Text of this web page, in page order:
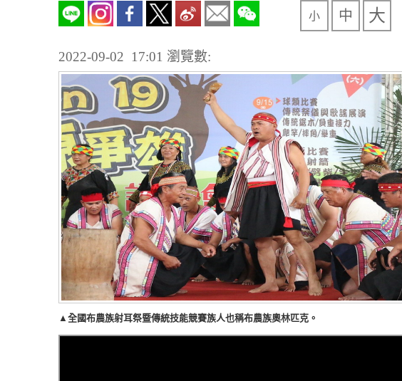
小 中 大
2022-09-02 17:01 瀏覽數:
▲全國布農族射耳祭暨傳統技能競賽族人也稱布農族奧林匹克。